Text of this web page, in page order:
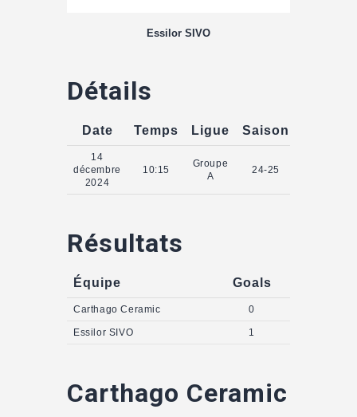
Essilor SIVO
Détails
Date Temps Ligue Saison
14
décembre
2024
10:15
Groupe
A
24-25
Résultats
Équipe Goals
Carthago Ceramic 0
Essilor SIVO 1
Carthago Ceramic